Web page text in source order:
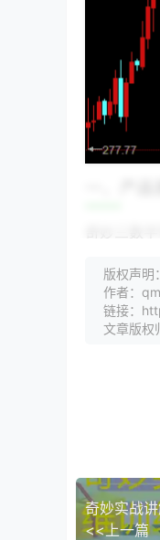
界面优化
功能增
性能提
版权声明：
作者：
链接：
文章版权
<<上一篇